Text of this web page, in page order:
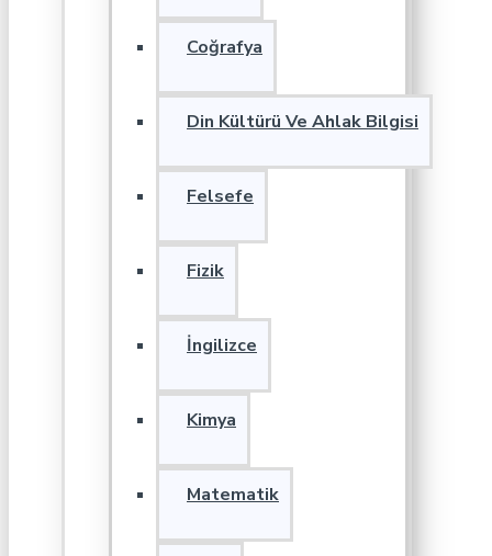
Coğrafya
Din Kültürü Ve Ahlak Bilgisi
Felsefe
Fizik
İngilizce
Kimya
Matematik